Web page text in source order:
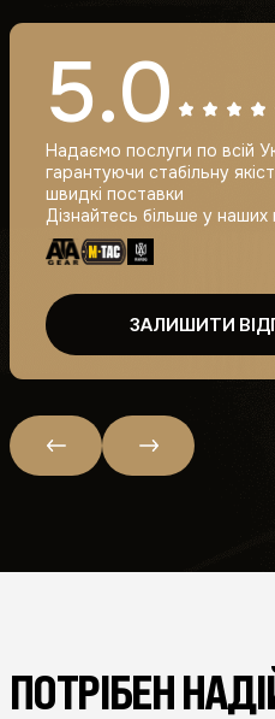
5.0
Надаємо послуги по всій
гарантуючи стабільну
швидкі поставки
Дізнайтесь більше у наших
ЗАЛИШИТИ
ПОТРІБЕН